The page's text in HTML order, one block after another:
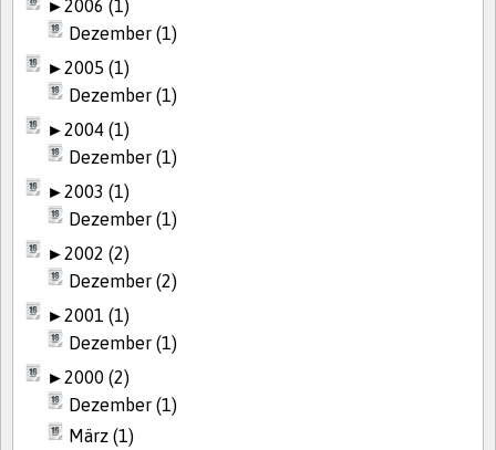
►2006 (1)
Dezember (1)
►2005 (1)
Dezember (1)
►2004 (1)
Dezember (1)
►2003 (1)
Dezember (1)
►2002 (2)
Dezember (2)
►2001 (1)
Dezember (1)
►2000 (2)
Dezember (1)
März (1)